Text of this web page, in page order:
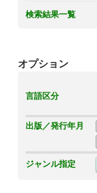
検索結果一覧
オプション
言語区分
出版／発行年月
ジャンル指定